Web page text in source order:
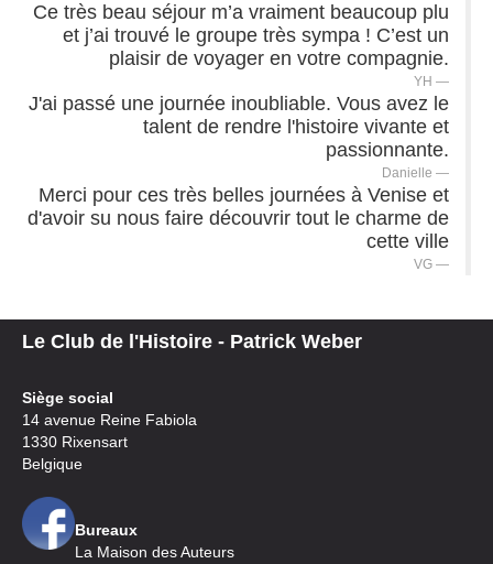
Ce très beau séjour m’a vraiment beaucoup plu
et j’ai trouvé le groupe très sympa ! C’est un
plaisir de voyager en votre compagnie.
YH
J'ai passé une journée inoubliable. Vous avez le
talent de rendre l'histoire vivante et
passionnante.
Danielle
Merci pour ces très belles journées à Venise et
d'avoir su nous faire découvrir tout le charme de
cette ville
VG
Le Club de l'Histoire - Patrick Weber
Siège social
14 avenue Reine Fabiola
1330 Rixensart
Belgique
Bureaux
La Maison des Auteurs